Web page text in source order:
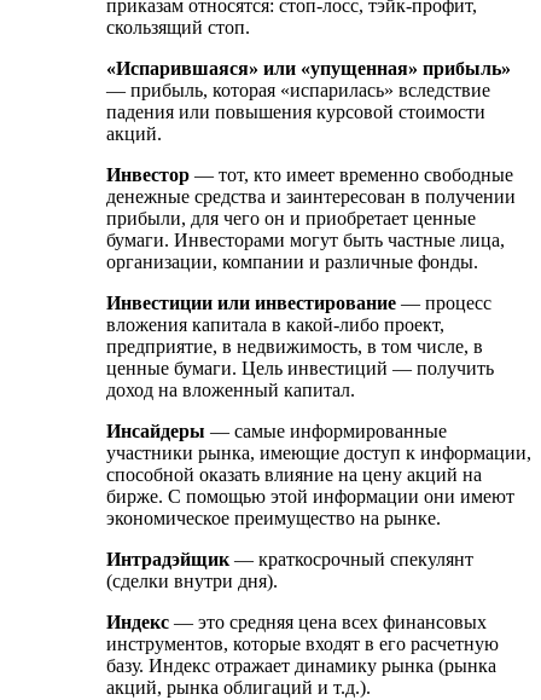
приказам относятся: стоп-лосс, тэйк-профит,
скользящий стоп.
«Испарившаяся» или «упущенная» прибыль»
— прибыль, которая «испарилась» вследствие
падения или повышения курсовой стоимости
акций.
Инвестор — тот, кто имеет временно свободные
денежные средства и заинтересован в получении
прибыли, для чего он и приобретает ценные
бумаги. Инвесторами могут быть частные лица,
организации, компании и различные фонды.
Инвестиции или инвестирование — процесс
вложения капитала в какой-либо проект,
предприятие, в недвижимость, в том числе, в
ценные бумаги. Цель инвестиций — получить
доход на вложенный капитал.
Инсайдеры — самые информированные
участники рынка, имеющие доступ к информации,
способной оказать влияние на цену акций на
бирже. С помощью этой информации они имеют
экономическое преимущество на рынке.
Интрадэйщик— краткосрочный спекулянт
(сделки внутри дня).
Индекс — это средняя цена всех финансовых
инструментов, которые входят в его расчетную
базу. Индекс отражает динамику рынка (рынка
акций, рынка облигаций и т.д.).